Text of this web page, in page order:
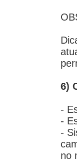
6)
-
-
-
no